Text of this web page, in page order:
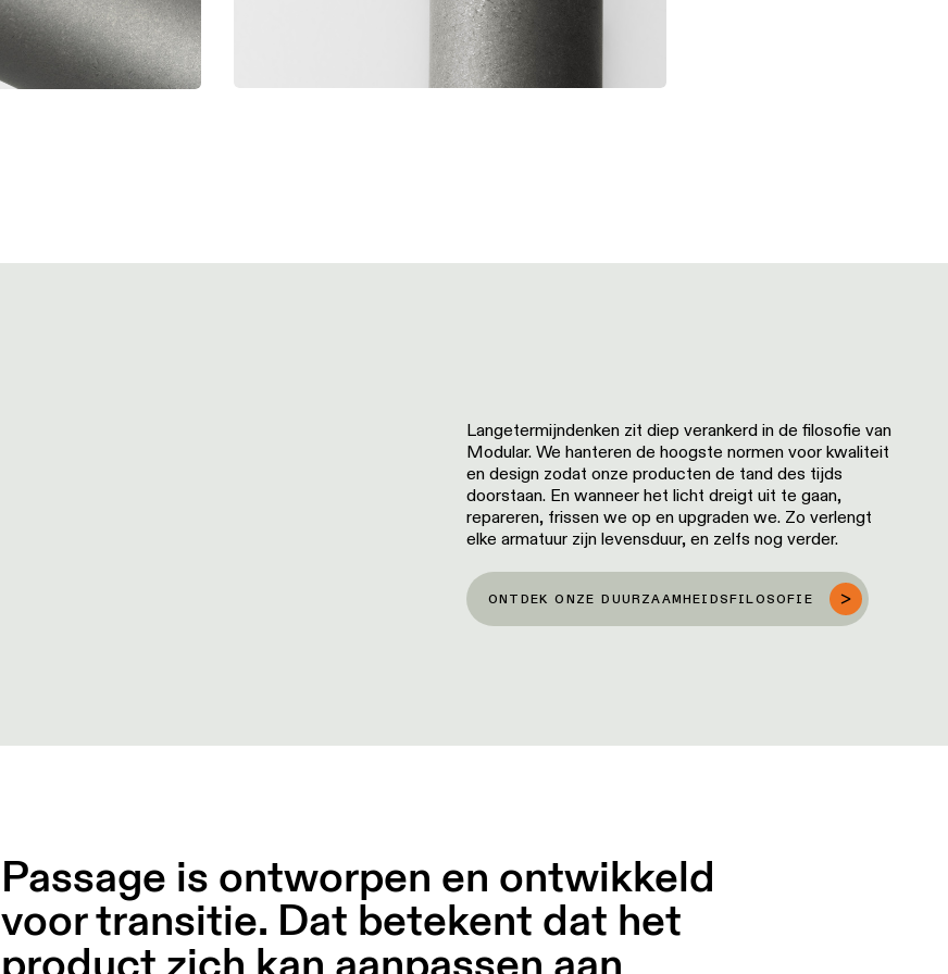
Langetermijndenken zit diep verankerd in de filosofie van
Modular. We hanteren de hoogste normen voor kwaliteit
en design zodat onze producten de tand des tijds
doorstaan. En wanneer het licht dreigt uit te gaan,
repareren, frissen we op en upgraden we. Zo verlengt
elke armatuur zijn levensduur, en zelfs nog verder.
ONTDEK ONZE DUURZAAMHEIDSFILOSOFIE
Passage is ontworpen en ontwikkeld
voor transitie. Dat betekent dat het
product zich kan aanpassen aan